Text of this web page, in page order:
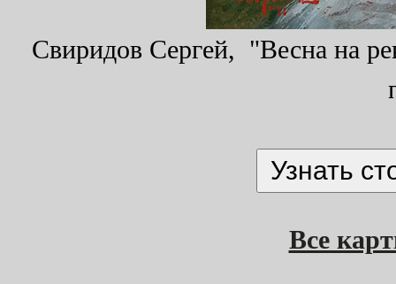
Свиридов Сергей, "Весна на
Все